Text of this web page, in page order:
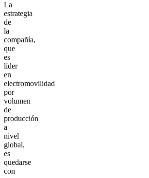
La
estrategia
de
la
compañía,
que
es
líder
en
electromovilidad
por
volumen
de
producción
a
nivel
global,
es
quedarse
con